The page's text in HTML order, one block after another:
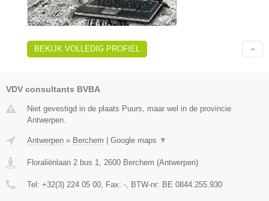
BEKIJK VOLLEDIG PROFIEL
VDV consultants BVBA
Niet gevestigd in de plaats Puurs, maar wel in de provincie
Antwerpen.
Antwerpen » Berchem | Google maps ▼
Floraliënlaan 2 bus 1 2600 Berchem (Antwerpen)
Tel: +32(3) 224 05 00 , Fax: - , BTW-nr: BE 0844.255.930